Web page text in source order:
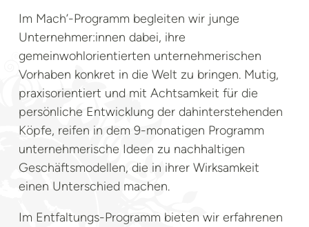
Im Mach’-Programm begleiten wir junge
Unternehmer:innen dabei, ihre
gemeinwohlorientierten unternehmerischen
Vorhaben konkret in die Welt zu bringen. Mutig,
praxisorientiert und mit Achtsamkeit für die
persönliche Entwicklung der dahinterstehenden
Köpfe, reifen in dem 9-monatigen Programm
unternehmerische Ideen zu nachhaltigen
Geschäftsmodellen, die in ihrer Wirksamkeit
einen Unterschied machen.
Im Entfaltungs-Programm bieten wir erfahrenen